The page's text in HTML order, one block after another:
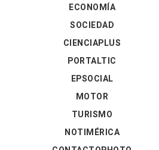
ECONOMÍA
SOCIEDAD
CIENCIAPLUS
PORTALTIC
EPSOCIAL
MOTOR
TURISMO
NOTIMÉRICA